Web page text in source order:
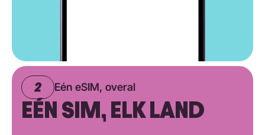
Eén eSIM, overal
EÉN SIM, ELK LAND